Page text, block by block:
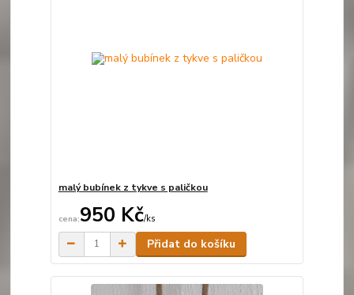
malý bubínek z tykve s paličkou
950 Kč/ks
Přidat do košíku